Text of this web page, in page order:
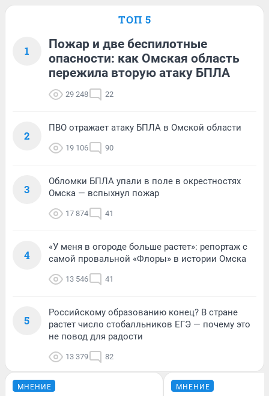
ТОП 5
1
Пожар и две беспилотные
опасности: как Омская область
пережила вторую атаку БПЛА
29 248 22
2
ПВО отражает атаку БПЛА в Омской области
19 106 90
3
Обломки БПЛА упали в поле в окрестностях
Омска — вспыхнул пожар
17 874 41
4
«У меня в огороде больше растет»: репортаж с
самой провальной «Флоры» в истории Омска
13 546 41
5
Российскому образованию конец? В стране
растет число стобалльников ЕГЭ — почему это
не повод для радости
13 379 82
МНЕНИЕ МНЕНИЕ